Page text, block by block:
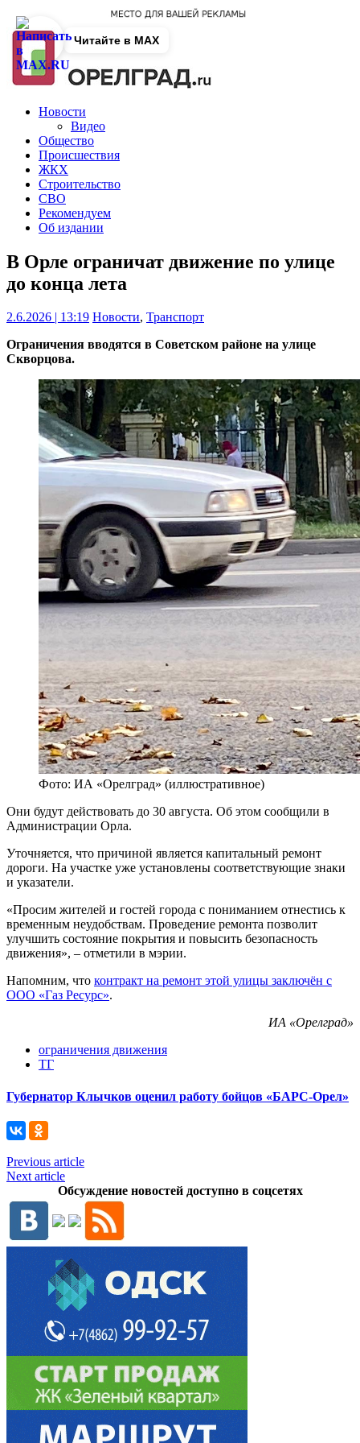
Новости
Видео
Общество
Происшествия
ЖКХ
Строительство
СВО
Рекомендуем
Об издании
В Орле ограничат движение по улице
до конца лета
2.6.2026 | 13:19 Новости, Транспорт
Ограничения вводятся в Советском районе на улице
Скворцова.
Фото: ИА «Орелград» (иллюстративное)
Они будут действовать до 30 августа. Об этом сообщили в
Администрации Орла.
Уточняется, что причиной является капитальный ремонт
дороги. На участке уже установлены соответствующие знаки
и указатели.
«Просим жителей и гостей города с пониманием отнестись к
временным неудобствам. Проведение ремонта позволит
улучшить состояние покрытия и повысить безопасность
движения», – отметили в мэрии.
Напомним, что контракт на ремонт этой улицы заключён с
ООО «Газ Ресурс».
ИА «Орелград»
ограничения движения
ТГ
Губернатор Клычков оценил работу бойцов «БАРС-Орел»
Previous article
Next article
Обсуждение новостей доступно в соцсетях
Читайте в MAX